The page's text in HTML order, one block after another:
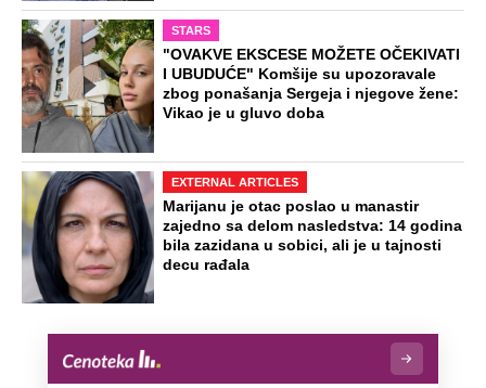
STARS
"OVAKVE EKSCESE MOŽETE OČEKIVATI
I UBUDUĆE" Komšije su upozoravale
zbog ponašanja Sergeja i njegove žene:
Vikao je u gluvo doba
EXTERNAL ARTICLES
Marijanu je otac poslao u manastir
zajedno sa delom nasledstva: 14 godina
bila zazidana u sobici, ali je u tajnosti
decu rađala